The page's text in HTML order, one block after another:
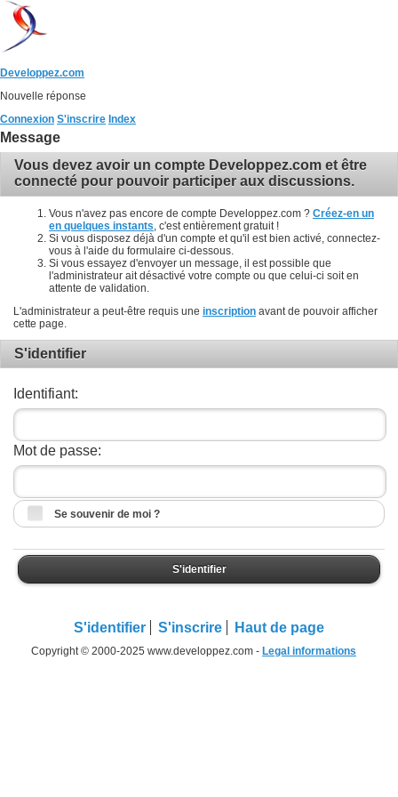
Developpez.com
Nouvelle réponse
Connexion S'inscrire Index
Message
Vous devez avoir un compte Developpez.com et être
connecté pour pouvoir participer aux discussions.
Vous n'avez pas encore de compte Developpez.com ? Créez-en un
en quelques instants , c'est entièrement gratuit !
Si vous disposez déjà d'un compte et qu'il est bien activé, connectez-
vous à l'aide du formulaire ci-dessous.
Si vous essayez d'envoyer un message, il est possible que
l'administrateur ait désactivé votre compte ou que celui-ci soit en
attente de validation.
L'administrateur a peut-être requis une inscription avant de pouvoir afficher
cette page.
S'identifier
Identifiant:
Mot de passe:
Se souvenir de moi ?
S'identifier
S'identifier S'inscrire Haut de page
Copyright © 2000-2025 www.developpez.com - Legal informations